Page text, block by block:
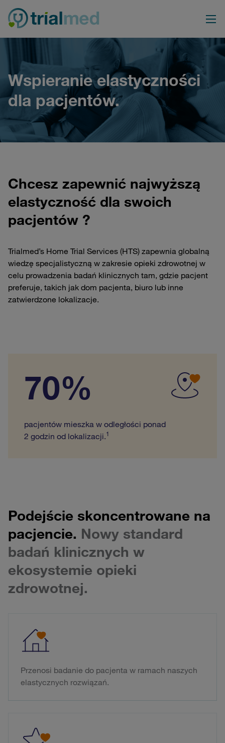
do
treści
Wspieranie elastyczności
dla pacjentów.
Chcesz zapewnić najwyższą
elastyczność dla swoich
pacjentów ?
Trialmed’s Home Trial Services (HTS) zapewnia globalną
wiedzę specjalistyczną w zakresie opieki zdrowotnej w
celu prowadzenia badań klinicznych tam, gdzie pacjent
preferuje, takich jak dom pacjenta, biuro lub inne
zatwierdzone lokalizacje.
70%
pacjentów mieszka w odległości ponad
2 godzin od lokalizacji.1
Podejście skoncentrowane na
pacjencie. Nowy standard
badań klinicznych w
ekosystemie opieki
zdrowotnej.
Przenosi badanie do pacjenta w ramach naszych
elastycznych rozwiązań.